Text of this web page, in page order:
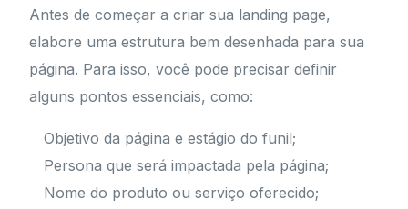
Antes de começar a criar sua landing page,
elabore uma estrutura bem desenhada para sua
página. Para isso, você pode precisar definir
alguns pontos essenciais, como:
Objetivo da página e estágio do funil;
Persona que será impactada pela página;
Nome do produto ou serviço oferecido;